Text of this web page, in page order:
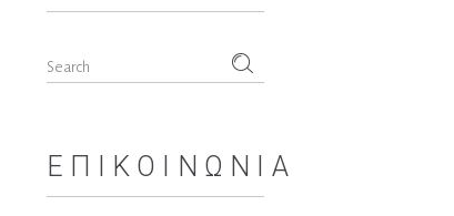
Search
ΕΠΙΚΟΙΝΩΝΊΑ